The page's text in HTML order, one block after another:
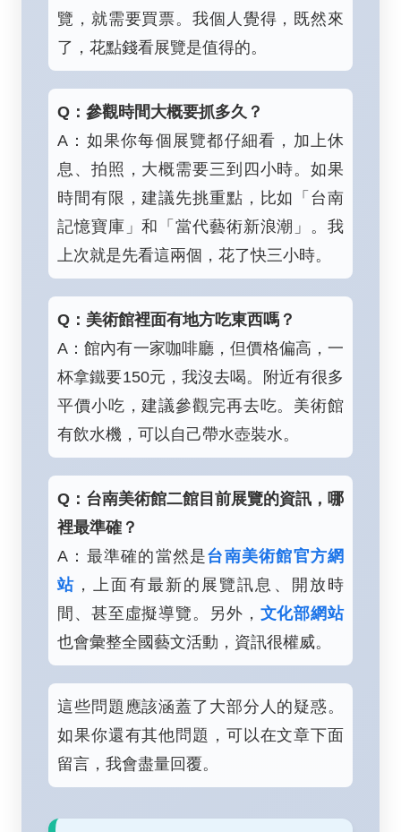
覽，就需要買票。我個人覺得，既然來
了，花點錢看展覽是值得的。
Q：參觀時間大概要抓多久？
A：如果你每個展覽都仔細看，加上休
息、拍照，大概需要三到四小時。如果
時間有限，建議先挑重點，比如「台南
記憶寶庫」和「當代藝術新浪潮」。我
上次就是先看這兩個，花了快三小時。
Q：美術館裡面有地方吃東西嗎？
A：館內有一家咖啡廳，但價格偏高，一
杯拿鐵要150元，我沒去喝。附近有很多
平價小吃，建議參觀完再去吃。美術館
有飲水機，可以自己帶水壺裝水。
Q：台南美術館二館目前展覽的資訊，哪
裡最準確？
A：最準確的當然是台南美術館官方網
站 ，上面有最新的展覽訊息、開放時
間、甚至虛擬導覽。另外， 文化部網站
也會彙整全國藝文活動，資訊很權威。
這些問題應該涵蓋了大部分人的疑惑。
如果你還有其他問題，可以在文章下面
留言，我會盡量回覆。